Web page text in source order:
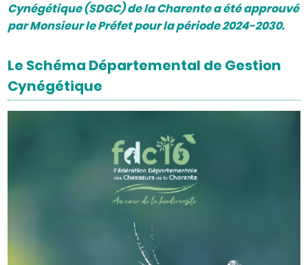
Cynégétique (SDGC) de la Charente a été approuvé
par Monsieur le Préfet pour la période 2024-2030.
Le Schéma Départemental de Gestion
Cynégétique